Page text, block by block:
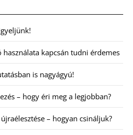
kapcsán tudni érdemes
is nagyágyú!
– hogy éri meg a legjobban?
– hogyan csináljuk?